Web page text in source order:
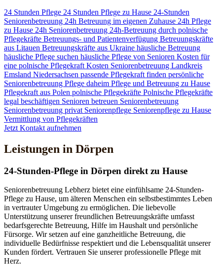
24 Stunden Pflege 24 Stunden Pflege zu Hause 24-Stunden
Seniorenbetreuung 24h Betreuung im eigenen Zuhause 24h Pflege
zu Hause 24h Seniorenbetreuung 24h-Betreuung durch polnische
Pflegekräfte Betreuungs- und Patientenverfügung Betreuungskräfte
aus Litauen Betreuungskräfte aus Ukraine häusliche Betreuung
häusliche Pflege suchen häusliche Pflege von Senioren Kosten für
eine polnische Pflegekraft Kosten Seniorenbetreuung Landkreis
Emsland Niedersachsen passende Pflegekraft finden persönliche
Seniorenbetreuung Pflege daheim Pflege und Betreuung zu Hause
Pflegekraft aus Polen polnische Pflegekräfte Polnische Pflegekräfte
legal beschäftigen Senioren betreuen Seniorenbetreuung
Seniorenbetreuung privat Seniorenpflege Seniorenpflege zu Hause
Vermittlung von Pflegekräften
Jetzt Kontakt aufnehmen
Leistungen in Dörpen
24-Stunden-Pflege in Dörpen direkt zu Hause
Seniorenbetreuung Lebherz bietet eine einfühlsame 24-Stunden-
Pflege zu Hause, um älteren Menschen ein selbstbestimmtes Leben
in vertrauter Umgebung zu ermöglichen. Die liebevolle
Unterstützung unserer freundlichen Betreuungskräfte umfasst
bedarfsgerechte Betreuung, Hilfe im Haushalt und persönliche
Fürsorge. Wir setzen auf eine ganzheitliche Betreuung, die
individuelle Bedürfnisse respektiert und die Lebensqualität unserer
Kunden fördert. Vertrauen Sie unserer professionelle Pflege mit
Herz.